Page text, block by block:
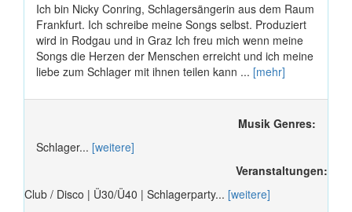
Ich bin Nicky Conring, Schlagersängerin aus dem Raum
Frankfurt. Ich schreibe meine Songs selbst. Produziert
wird in Rodgau und in Graz Ich freu mich wenn meine
Songs die Herzen der Menschen erreicht und ich meine
liebe zum Schlager mit ihnen teilen kann ... [mehr]
Musik Genres:
Schlager... [weitere]
Veranstaltungen:
Club / Disco | Ü30/Ü40 | Schlagerparty... [weitere]